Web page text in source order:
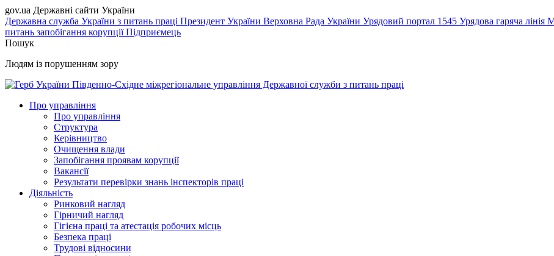
gov.ua Державні сайти України
Державна служба України з питань праці Президент України Верховна Рада України Урядовий портал 1545 Урядова гаряча лінія
питань запобігання корупціїПідприємець
Пошук
Людям із порушенням зору
Південно-Східне міжрегіональне управління Державної служби з питань праці
Про управління
Про управління
Структура
Керівництво
Очищення влади
Запобігання проявам корупції
Вакансії
Результати перевірки знань інспекторів праці
Діяльність
Ринковий нагляд
Гірничий нагляд
Гігієна праці та атестація робочих місць
Безпека праці
Трудові відносини